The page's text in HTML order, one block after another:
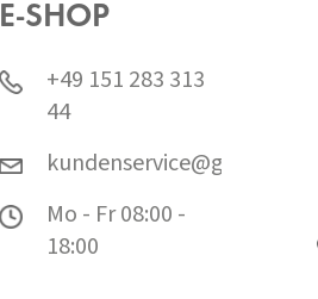
E-SHOP
+49 151 283 313
44
kundenservice@grund.cz
Mo - Fr 08:00 -
18:00